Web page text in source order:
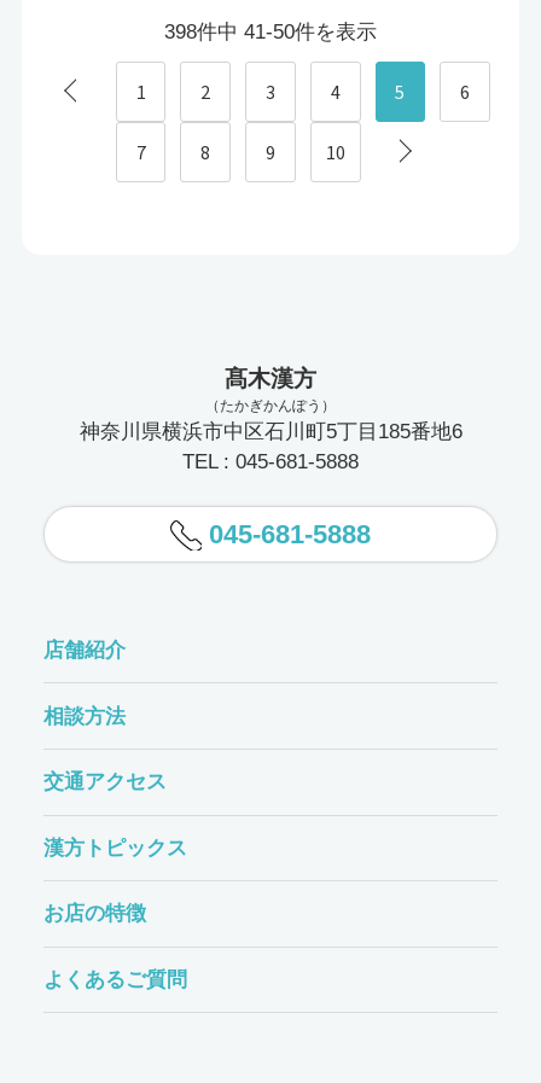
398件中 41-50件を表示
1 2 3 4 5 6
7 8 9 10
髙木漢方
（たかぎかんぽう）
神奈川県横浜市中区石川町5丁目185番地6
TEL : 045-681-5888
045-681-5888
店舗紹介
相談方法
交通アクセス
漢方トピックス
お店の特徴
よくあるご質問